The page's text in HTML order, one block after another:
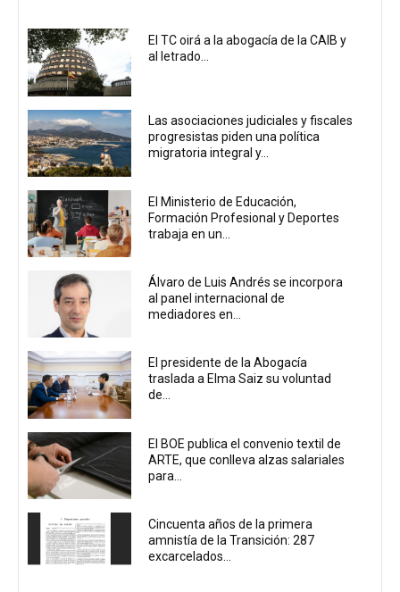
El TC oirá a la abogacía de la CAIB y
al letrado...
Las asociaciones judiciales y fiscales
progresistas piden una política
migratoria integral y...
El Ministerio de Educación,
Formación Profesional y Deportes
trabaja en un...
Álvaro de Luis Andrés se incorpora
al panel internacional de
mediadores en...
El presidente de la Abogacía
traslada a Elma Saiz su voluntad
de...
El BOE publica el convenio textil de
ARTE, que conlleva alzas salariales
para...
Cincuenta años de la primera
amnistía de la Transición: 287
excarcelados...